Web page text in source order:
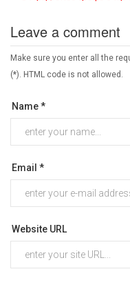
Leave a comment
Make sure you enter all the
(*). HTML code is not allowed.
Name *
Email *
Website URL